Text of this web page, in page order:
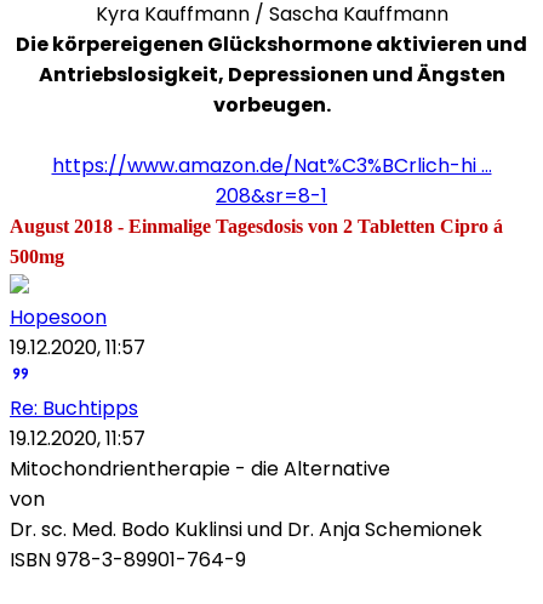
Kyra Kauffmann / Sascha Kauffmann
Die körpereigenen Glückshormone aktivieren und
Antriebslosigkeit, Depressionen und Ängsten
vorbeugen.
https://www.amazon.de/Nat%C3%BCrlich-hi ...
208&sr=8-1
August 2018 - Einmalige Tagesdosis von 2 Tabletten Cipro á
500mg
Hopesoon
19.12.2020, 11:57
Re: Buchtipps
19.12.2020, 11:57
Mitochondrientherapie - die Alternative
von
Dr. sc. Med. Bodo Kuklinsi und Dr. Anja Schemionek
ISBN 978-3-89901-764-9